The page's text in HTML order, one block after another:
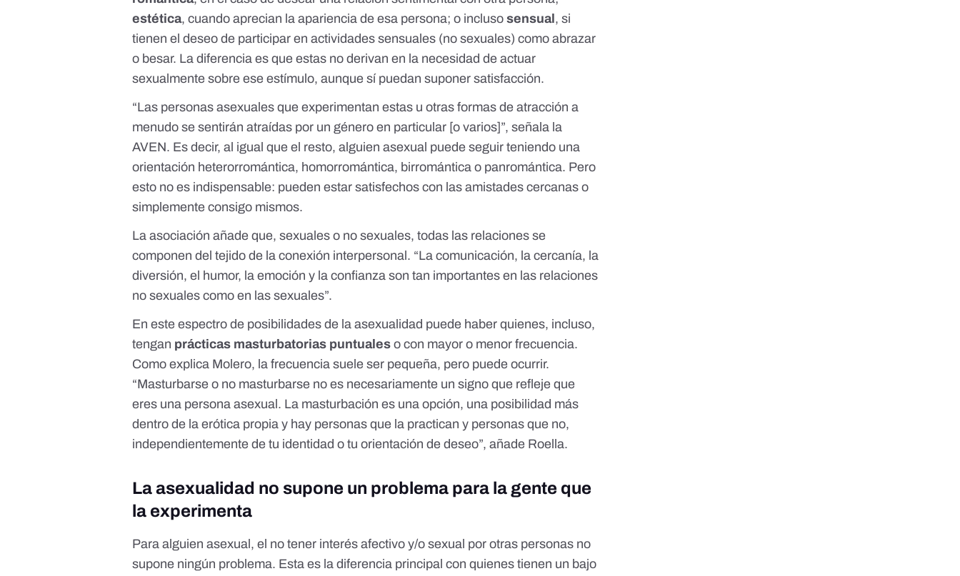
estética, cuando aprecian la apariencia de esa persona; o inclusosensual , si
tienen el deseo de participar en actividades sensuales (no sexuales) como abrazar
o besar. La diferencia es que estas no derivan en la necesidad de actuar
sexualmente sobre ese estímulo, aunque sí puedan suponer satisfacción.
“Las personas asexuales que experimentan estas u otras formas de atracción a
menudo se sentirán atraídas por un género en particular [o varios]”, señala la
AVEN. Es decir, al igual que el resto, alguien asexual puede seguir teniendo una
orientación heterorromántica, homorromántica, birromántica o panromántica. Pero
esto no es indispensable: pueden estar satisfechos con las amistades cercanas o
simplemente consigo mismos.
La asociación añade que, sexuales o no sexuales, todas las relaciones se
componen del tejido de la conexión interpersonal. “La comunicación, la cercanía, la
diversión, el humor, la emoción y la confianza son tan importantes en las relaciones
no sexuales como en las sexuales”.
En este espectro de posibilidades de la asexualidad puede haber quienes, incluso,
tengan prácticas masturbatorias puntuales o con mayor o menor frecuencia.
Como explica Molero, la frecuencia suele ser pequeña, pero puede ocurrir.
“Masturbarse o no masturbarse no es necesariamente un signo que refleje que
eres una persona asexual. La masturbación es una opción, una posibilidad más
dentro de la erótica propia y hay personas que la practican y personas que no,
independientemente de tu identidad o tu orientación de deseo”, añade Roella.
La asexualidad no supone un problema para la gente que
la experimenta
Para alguien asexual, el no tener interés afectivo y/o sexual por otras personas no
supone ningún problema. Esta es la diferencia principal con quienes tienen un bajo